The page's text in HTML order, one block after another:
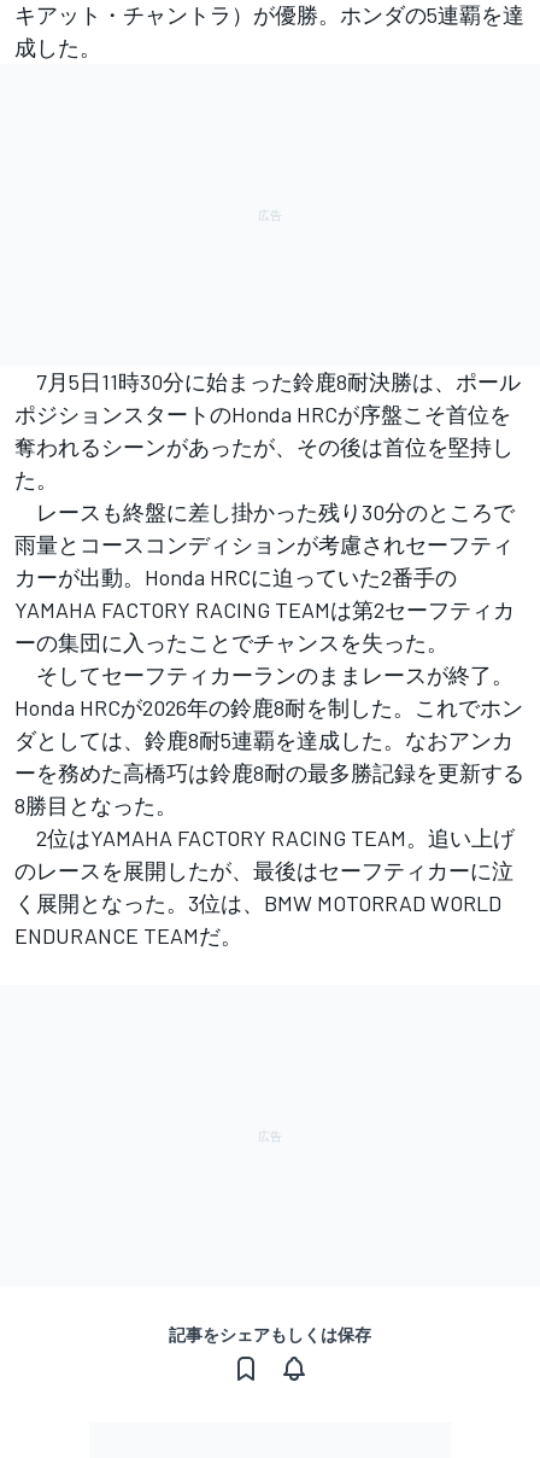
キアット・チャントラ）が優勝。ホンダの5連覇を達
成した。
7月5日11時30分に始まった鈴鹿8耐決勝は、ポール
ポジションスタートのHonda HRCが序盤こそ首位を
奪われるシーンがあったが、その後は首位を堅持し
た。
レースも終盤に差し掛かった残り30分のところで
雨量とコースコンディションが考慮されセーフティ
カーが出動。Honda HRCに迫っていた2番手の
YAMAHA FACTORY RACING TEAMは第2セーフティカ
ーの集団に入ったことでチャンスを失った。
そしてセーフティカーランのままレースが終了。
Honda HRCが2026年の鈴鹿8耐を制した。これでホン
ダとしては、鈴鹿8耐5連覇を達成した。なおアンカ
ーを務めた高橋巧は鈴鹿8耐の最多勝記録を更新する
8勝目となった。
2位はYAMAHA FACTORY RACING TEAM。追い上げ
のレースを展開したが、最後はセーフティカーに泣
く展開となった。3位は、BMW MOTORRAD WORLD
ENDURANCE TEAMだ。
記事をシェアもしくは保存